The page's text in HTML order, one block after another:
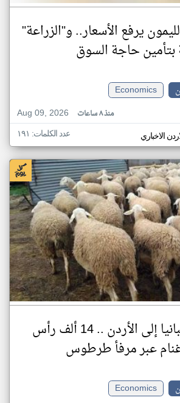
يرفع الأسعار.. و"الزراعة"
بتأمين حاجة السوق
Economics
Aug 09, 2026
منذ ٨ ساعات
الاخباري عدد الكلمات: ١٩١
من إسبانيا إلى الأردن .. 14 ألف رأس
عبر مرفأ طرطوس
Economics